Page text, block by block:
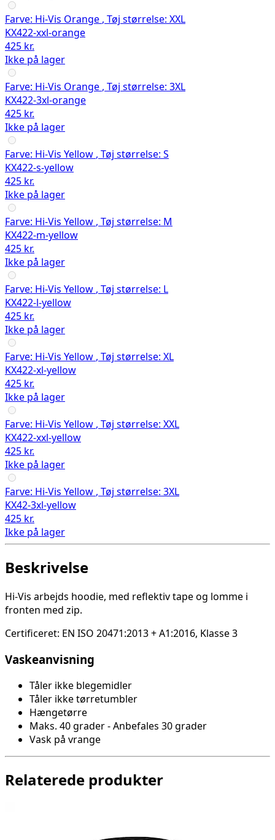
Farve: Hi-Vis Orange , Tøj størrelse: XXL
KX422-xxl-orange
425 kr.
Ikke på lager
Farve: Hi-Vis Orange , Tøj størrelse: 3XL
KX422-3xl-orange
425 kr.
Ikke på lager
Farve: Hi-Vis Yellow , Tøj størrelse: S
KX422-s-yellow
425 kr.
Ikke på lager
Farve: Hi-Vis Yellow , Tøj størrelse: M
KX422-m-yellow
425 kr.
Ikke på lager
Farve: Hi-Vis Yellow , Tøj størrelse: L
KX422-l-yellow
425 kr.
Ikke på lager
Farve: Hi-Vis Yellow , Tøj størrelse: XL
KX422-xl-yellow
425 kr.
Ikke på lager
Farve: Hi-Vis Yellow , Tøj størrelse: XXL
KX422-xxl-yellow
425 kr.
Ikke på lager
Farve: Hi-Vis Yellow , Tøj størrelse: 3XL
KX42-3xl-yellow
425 kr.
Ikke på lager
Beskrivelse
Hi-Vis arbejds hoodie, med reflektiv tape og lomme i
fronten med zip.
Certificeret: EN ISO 20471:2013 + A1:2016, Klasse 3
Vaskeanvisning
Tåler ikke blegemidler
Tåler ikke tørretumbler
Hængetørre
Maks. 40 grader - Anbefales 30 grader
Vask på vrange
Relaterede produkter